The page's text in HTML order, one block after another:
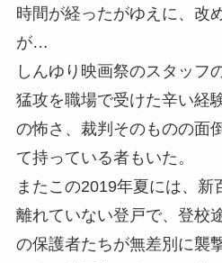
時間が経ったがゆえに、改
が…
しんゆり映画祭のスタッフ
猛攻を職場で受けた辛い経
の怖さ、裁判そのものの面
て持っている者もいた。
またこの2019年夏には、新
離れていない登戸で、登校
の保護者たちが無差別に襲